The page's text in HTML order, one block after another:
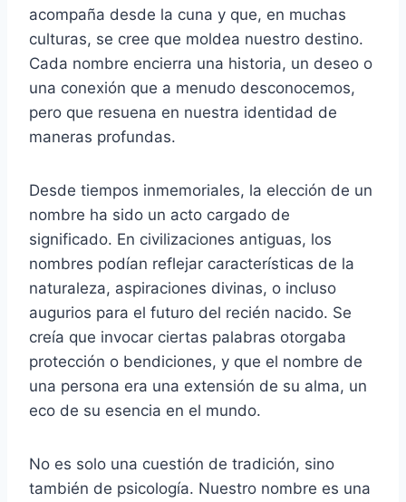
acompaña desde la cuna y que, en muchas
culturas, se cree que moldea nuestro destino.
Cada nombre encierra una historia, un deseo o
una conexión que a menudo desconocemos,
pero que resuena en nuestra identidad de
maneras profundas.
Desde tiempos inmemoriales, la elección de un
nombre ha sido un acto cargado de
significado. En civilizaciones antiguas, los
nombres podían reflejar características de la
naturaleza, aspiraciones divinas, o incluso
augurios para el futuro del recién nacido. Se
creía que invocar ciertas palabras otorgaba
protección o bendiciones, y que el nombre de
una persona era una extensión de su alma, un
eco de su esencia en el mundo.
No es solo una cuestión de tradición, sino
también de psicología. Nuestro nombre es una